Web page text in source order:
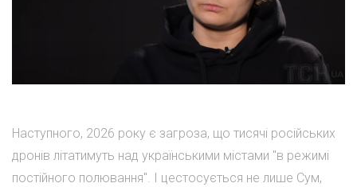
Наступного, 2026 року є загроза, що тисячі російських
дронів літатимуть над українськими містами "в режимі
постійного полювання". І цестосується не лише Сум,